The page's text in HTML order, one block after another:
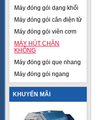
Máy đóng gói dạng khối
Máy đóng gói cân điện tử
Máy đóng gói viên cơm
MÁY HÚT CHÂN
KHÔNG
Máy đóng gói que nhang
Máy đóng gói ngang
KHUYẾN MÃI